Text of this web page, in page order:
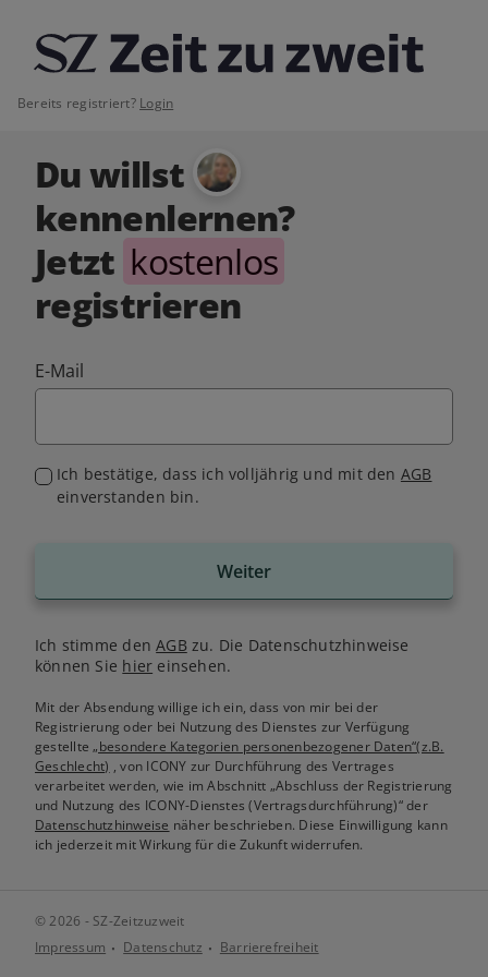
Bereits registriert? Login
Du willst
kennenlernen?
Jetzt kostenlos
registrieren
E-Mail
Ich bestätige, dass ich volljährig und mit den AGB
einverstanden bin.
Weiter
Ich stimme denAGB zu. Die Datenschutzhinweise
können Sie hier einsehen.
Mit der Absendung willige ich ein, dass von mir bei der
Registrierung oder bei Nutzung des Dienstes zur Verfügung
gestellte„besondere Kategorien personenbezogener Daten“(z.B.
Geschlecht) , von ICONY zur Durchführung des Vertrages
verarbeitet werden, wie im Abschnitt „Abschluss der Registrierung
und Nutzung des ICONY-Dienstes (Vertragsdurchführung)“ der
Datenschutzhinweise näher beschrieben. Diese Einwilligung kann
ich jederzeit mit Wirkung für die Zukunft widerrufen.
© 2026 - SZ-Zeitzuzweit
Impressum
Datenschutz Barrierefreiheit